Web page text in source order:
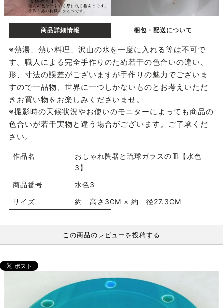
商品詳細情報 梱包・配送について
※熱湯、熱い料理、沢山の氷を一度に入れる等は不可で
す。職人による完全手作りのため若干の色合いの違い、
形、寸法の誤差がございますが手作りの魅力でございま
すので一品物、世界に一つしかないものとお考えいただ
きお買い物をお楽しみくださいませ。
※撮影時の天候状況やお使いのモニターによっても商品の
色合いが若干実物と違う場合がございます。ご了承くだ
さい。
作品名
おしゃれ陶器と琉球ガラスの皿【水色
3】
商品番号
水色3
サイズ
約 高さ3CM × 約 径27.3CM
この商品のレビューを投稿する